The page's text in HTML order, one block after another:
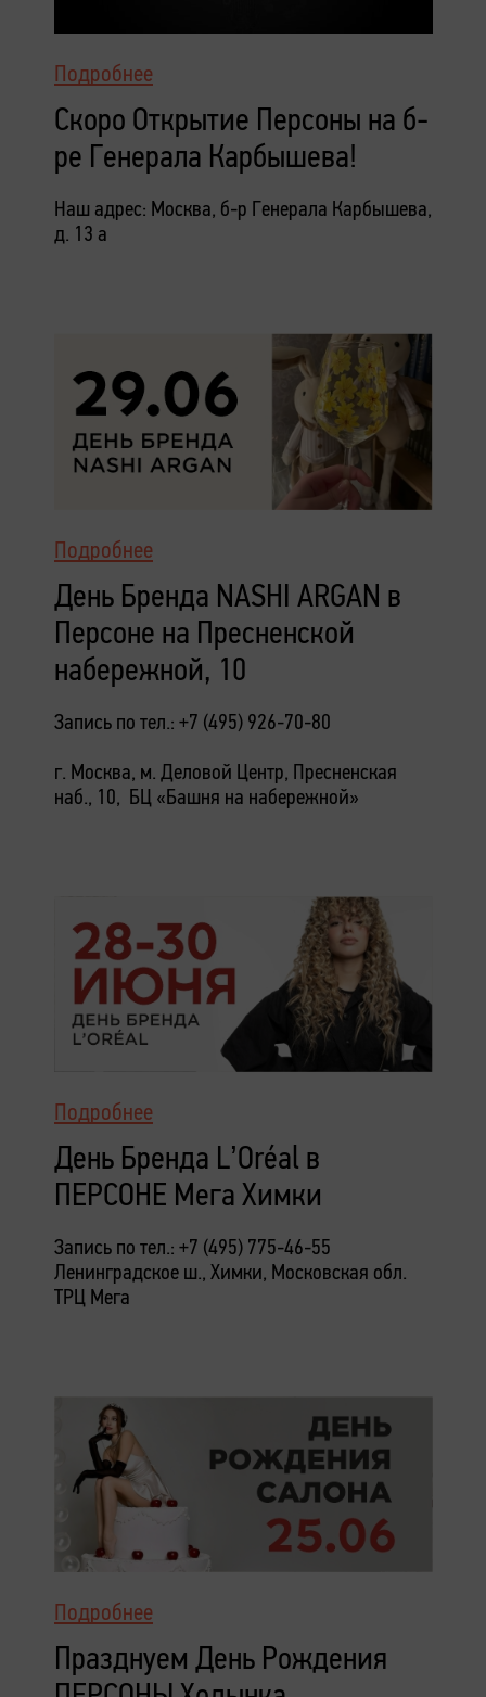
Подробнее
Скоро Открытие Персоны на б-
ре Генерала Карбышева!
Наш адрес: Москва, б-р Генерала Карбышева,
д. 13 а
Подробнее
День Бренда NASHI ARGAN в
Персоне на Пресненской
набережной, 10
Запись по тел.: +7 (495) 926-70-80
г. Москва, м. Деловой Центр, Пресненская
наб., 10, БЦ «Башня на набережной»
Подробнее
День Бренда L’Oréal в
ПЕРСОНЕ Мега Химки
Запись по тел.: +7 (495) 775-46-55
Ленинградское ш., Химки, Московская обл.
ТРЦ Мега
Подробнее
Празднуем День Рождения